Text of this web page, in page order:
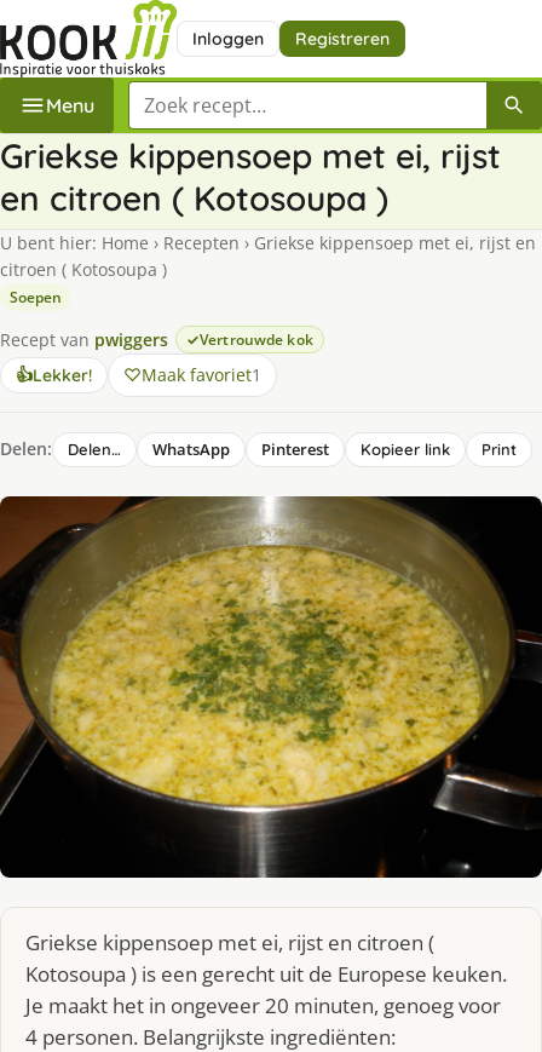
Inloggen Registreren
Menu Zoek een recept
Griekse kippensoep met ei, rijst
en citroen ( Kotosoupa )
U bent hier: Home › Recepten › Griekse kippensoep met ei, rijst en
citroen ( Kotosoupa )
Soepen
Recept van pwiggers Vertrouwde kok
👍Lekker! Maak favoriet1
Delen: Delen… WhatsApp Pinterest Kopieer link Print
Griekse kippensoep met ei, rijst en citroen (
Kotosoupa ) is een gerecht uit de Europese keuken.
Je maakt het in ongeveer 20 minuten, genoeg voor
4 personen. Belangrijkste ingrediënten: